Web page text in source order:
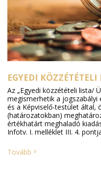
EGYEDI
Az „Egyedi közzétételi lista/
megismerhetik a
és a Képviselő-testület által,
(határozatokban)
értékhatárt meghaladó
Infotv. I. melléklet III. 4.
Tovább